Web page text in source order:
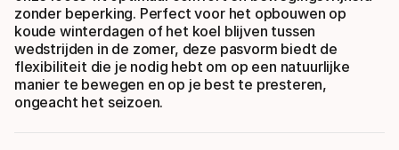
zonder beperking. Perfect voor het opbouwen op
koude winterdagen of het koel blijven tussen
wedstrijden in de zomer, deze pasvorm biedt de
flexibiliteit die je nodig hebt om op een natuurlijke
manier te bewegen en op je best te presteren,
ongeacht het seizoen.